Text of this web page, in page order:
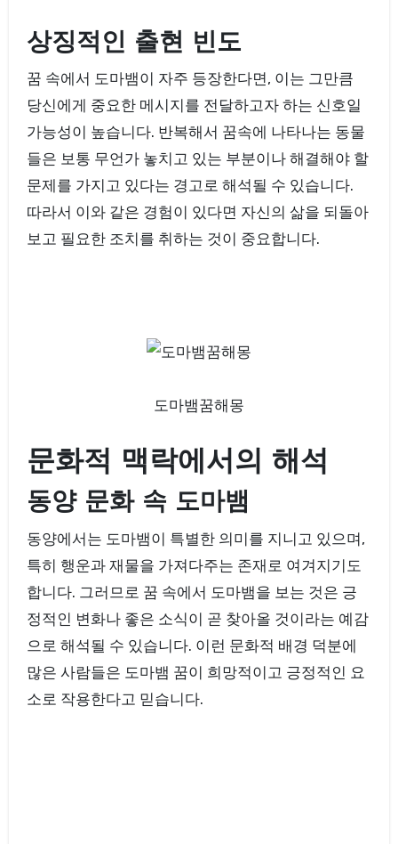
상징적인 출현 빈도
꿈 속에서 도마뱀이 자주 등장한다면, 이는 그만큼
당신에게 중요한 메시지를 전달하고자 하는 신호일
가능성이 높습니다. 반복해서 꿈속에 나타나는 동물
들은 보통 무언가 놓치고 있는 부분이나 해결해야 할
문제를 가지고 있다는 경고로 해석될 수 있습니다.
따라서 이와 같은 경험이 있다면 자신의 삶을 되돌아
보고 필요한 조치를 취하는 것이 중요합니다.
도마뱀꿈해몽
문화적 맥락에서의 해석
동양 문화 속 도마뱀
동양에서는 도마뱀이 특별한 의미를 지니고 있으며,
특히 행운과 재물을 가져다주는 존재로 여겨지기도
합니다. 그러므로 꿈 속에서 도마뱀을 보는 것은 긍
정적인 변화나 좋은 소식이 곧 찾아올 것이라는 예감
으로 해석될 수 있습니다. 이런 문화적 배경 덕분에
많은 사람들은 도마뱀 꿈이 희망적이고 긍정적인 요
소로 작용한다고 믿습니다.